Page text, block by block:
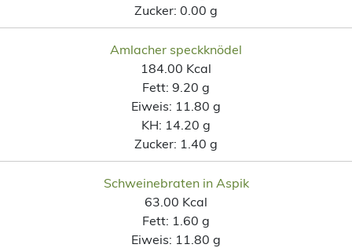
Zucker: 0.00 g
Amlacher speckknödel
184.00 Kcal
Fett: 9.20 g
Eiweis: 11.80 g
KH: 14.20 g
Zucker: 1.40 g
Schweinebraten in Aspik
63.00 Kcal
Fett: 1.60 g
Eiweis: 11.80 g